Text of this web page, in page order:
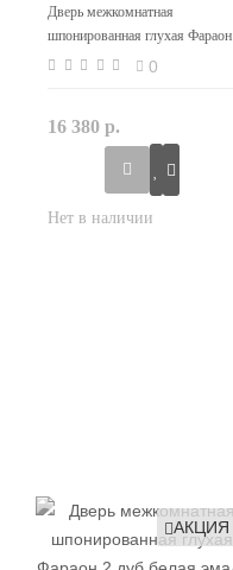
Дверь межкомнатная
шпонированная глухая Фараон
1 дуб золотистый0
16 380 р.
АКЦИЯ